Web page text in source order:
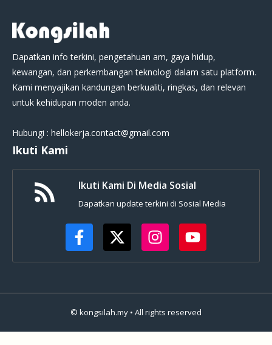
Dapatkan info terkini, pengetahuan am, gaya hidup,
kewangan, dan perkembangan teknologi dalam satu platform.
Kami menyajikan kandungan berkualiti, ringkas, dan relevan
untuk kehidupan moden anda.
Hubungi : hellokerja.contact@gmail.com
Ikuti Kami
Ikuti Kami Di Media Sosial
Dapatkan update terkini di Sosial Media
© kongsilah.my • All rights reserved